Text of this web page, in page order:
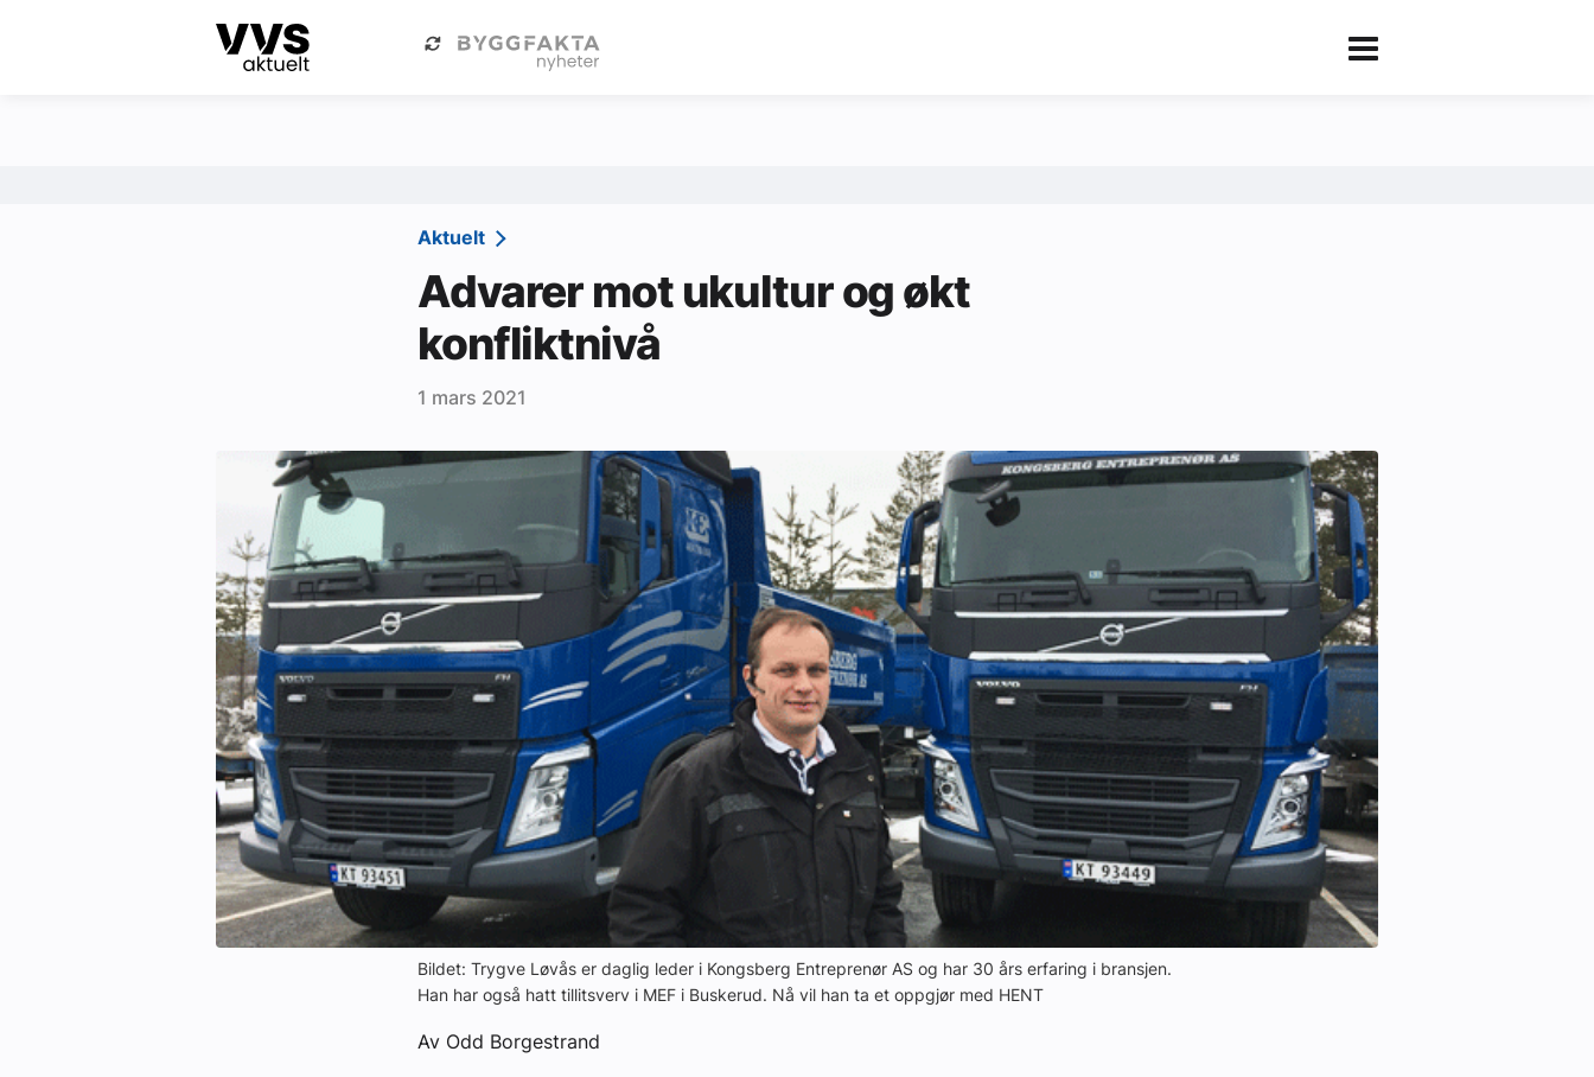
Kategorier Om VVS Aktuelt eBlad
Aktuelle prosjekter
Om VVS Aktuelt
Kontakt oss:
Abonner på fagbladet Byggfakta Nyheter
Annonsere i VVS Aktuelt
Kontakt oss
Tips oss
eBlad
Aktuelt
Advarer mot ukultur og økt
konfliktnivå
1 mars 2021
Bildet: Trygve Løvås er daglig leder i Kongsberg Entreprenør AS og har 30 års erfaring i bransjen.
Han har også hatt tillitsverv i MEF i Buskerud. Nå vil han ta et oppgjør med HENT
Av Odd Borgestrand